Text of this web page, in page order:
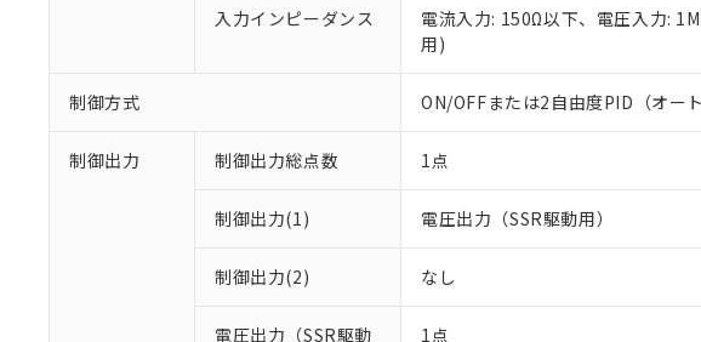
入力インピーダンス
電流入力: 150Ω以下、電圧入力:
用)
制御方式 ON/OFFまたは2自由度PID（オー
制御出力 制御出力総点数 1点
制御出力(1) 電圧出力（SSR駆動用）
制御出力(2) なし
電圧出力（SSR駆動
1点